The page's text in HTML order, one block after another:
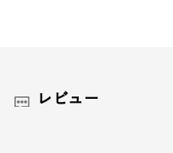
レビュー